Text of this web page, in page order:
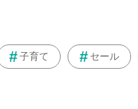
子育て セール